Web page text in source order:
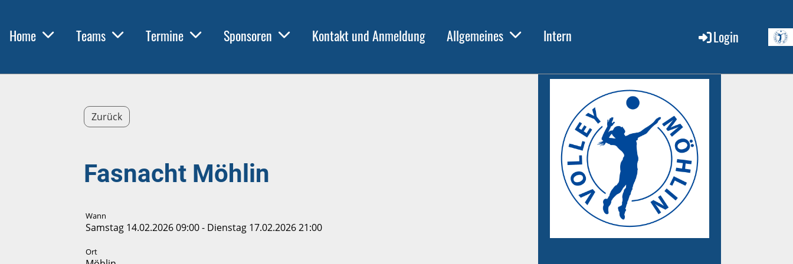
Home Teams Termine Sponsoren Kontakt und Anmeldung Allgemeines Intern Login
Zurück
Fasnacht Möhlin
Wann
Samstag 14.02.2026 09:00 - Dienstag 17.02.2026 21:00
Ort